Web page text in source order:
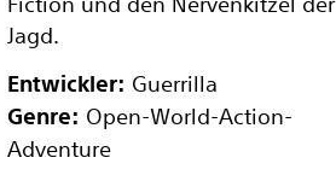
Jagd.
Entwickler: Guerrilla
Genre: Open-World-Action-
Adventure